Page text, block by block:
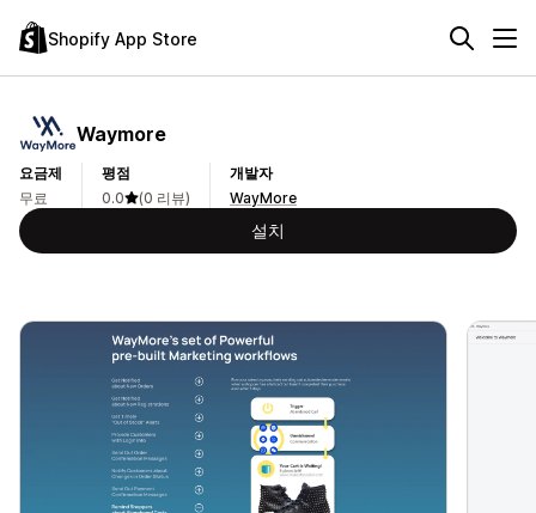
Shopify App Store
Waymore
요금제
무료
평점
0.0
(0 리뷰)
개발자
WayMore
설치